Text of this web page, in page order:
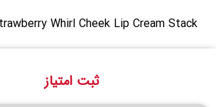
Whirl Cheek Lip Cream Stack
ثبت امتیاز